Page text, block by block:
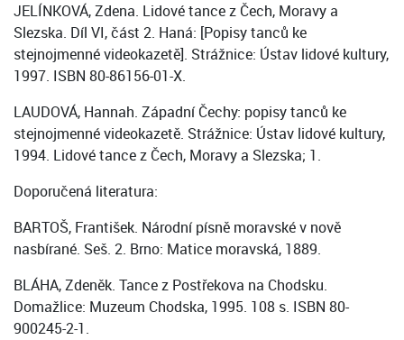
JELÍNKOVÁ, Zdena. Lidové tance z Čech, Moravy a
Slezska. Díl VI, část 2. Haná: [Popisy tanců ke
stejnojmenné videokazetě]. Strážnice: Ústav lidové kultury,
1997. ISBN 80-86156-01-X.
LAUDOVÁ, Hannah. Západní Čechy: popisy tanců ke
stejnojmenné videokazetě. Strážnice: Ústav lidové kultury,
1994. Lidové tance z Čech, Moravy a Slezska; 1.
Doporučená literatura:
BARTOŠ, František. Národní písně moravské v nově
nasbírané. Seš. 2. Brno: Matice moravská, 1889.
BLÁHA, Zdeněk. Tance z Postřekova na Chodsku.
Domažlice: Muzeum Chodska, 1995. 108 s. ISBN 80-
900245-2-1.